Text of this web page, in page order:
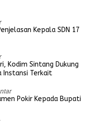
Kepala SDN 17
Kodim Sintang Dukung
Instansi Terkait
Pokir Kepada Bupati